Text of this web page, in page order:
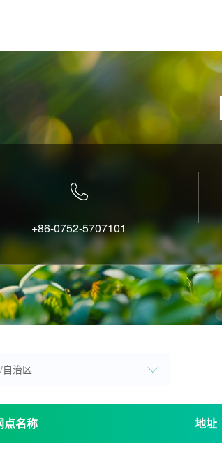
+86-0752-5707101
点名称 地址